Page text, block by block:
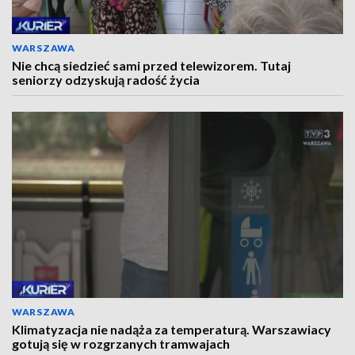
WARSZAWA
Nie chcą siedzieć sami przed telewizorem. Tutaj
seniorzy odzyskują radość życia
WARSZAWA
Klimatyzacja nie nadąża za temperaturą. Warszawiacy
gotują się w rozgrzanych tramwajach